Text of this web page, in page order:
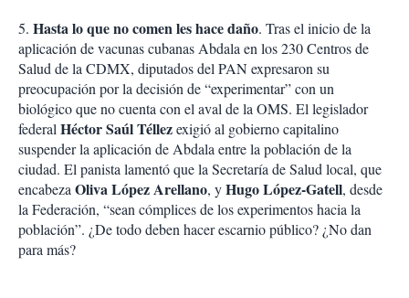
5. Hasta lo que no comen les hace daño. Tras el inicio de la
aplicación de vacunas cubanas Abdala en los 230 Centros de
Salud de la CDMX, diputados del PAN expresaron su
preocupación por la decisión de “experimentar” con un
biológico que no cuenta con el aval de la OMS. El legislador
federal Héctor Saúl Téllezexigió al gobierno capitalino
suspender la aplicación de Abdala entre la población de la
ciudad. El panista lamentó que la Secretaría de Salud local, que
encabeza Oliva López Arellano, yHugo López-Gatell, desde
la Federación, “sean cómplices de los experimentos hacia la
población”. ¿De todo deben hacer escarnio público? ¿No dan
para más?